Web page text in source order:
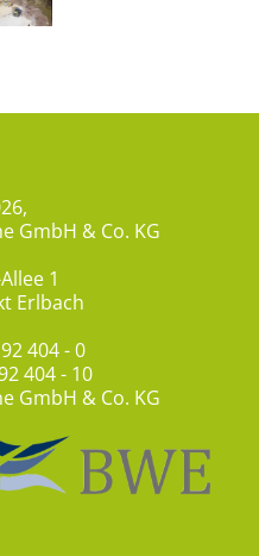
GmbH & Co. KG
1
Erlbach
404 - 0
404 - 10
GmbH & Co. KG